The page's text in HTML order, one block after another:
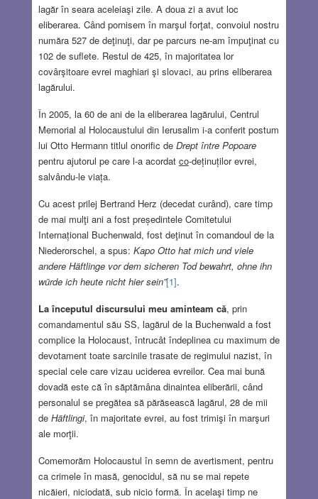
lagăr în seara aceleiaşi zile. A doua zi a avut loc
eliberarea. Când pornisem în marşul forţat, convoiul nostru
număra 527 de deţinuţi, dar pe parcurs ne-am împuţinat cu
102 de suflete. Restul de 425, în majoritatea lor
covârşitoare evrei maghiari şi slovaci, au prins eliberarea
lagărului.
În 2005, la 60 de ani de la eliberarea lagărului, Centrul
Memorial al Holocaustului din Ierusalim i-a conferit postum
lui Otto Hermann titlul onorific de Drept între Popoare
pentru ajutorul pe care l-a acordat co-deținuților evrei,
salvându-le viața.
Cu acest prilej Bertrand Herz (decedat curând), care timp
de mai mulţi ani a fost președintele Comitetului
Internațional Buchenwald, fost deţinut în comandoul de la
Niederorschel, a spus: Kapo Otto hat mich und viele
andere Häftlinge vor dem sicheren Tod bewahrt, ohne ihn
würde ich heute nicht hier sein”[1].
La începutul discursului meu aminteam că, prin
comandamentul său SS, lagărul de la Buchenwald a fost
complice la Holocaust, întrucât îndeplinea cu maximum de
devotament toate sarcinile trasate de regimului nazist, în
special cele care vizau uciderea evreilor. Cea mai bună
dovadă este că în săptămâna dinaintea eliberării, când
personalul se pregătea să părăsească lagărul, 28 de mii
de Häftlingi, în majoritate evrei, au fost trimişi în marşuri
ale morţii.
Comemorăm Holocaustul în semn de avertisment, pentru
ca crimele în masă, genocidul, să nu se mai repete
nicăieri, niciodată, sub nicio formă. În acelaşi timp ne